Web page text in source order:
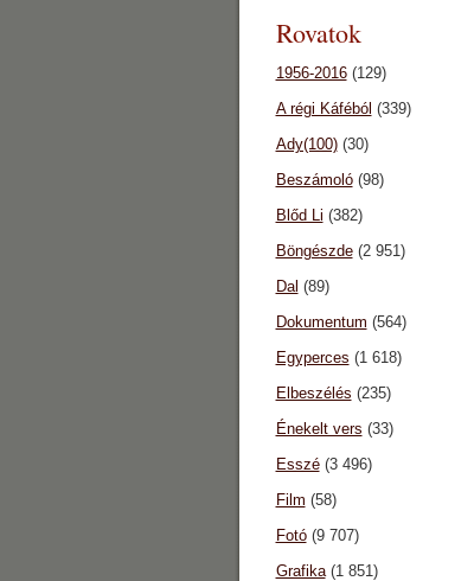
Rovatok
1956-2016(129)
A régi Káféból (339)
Ady(100)(30)
Beszámoló(98)
Blőd Li (382)
Böngészde(2 951)
Dal (89)
Dokumentum (564)
Egyperces (1 618)
Elbeszélés (235)
Énekelt vers (33)
Esszé(3 496)
Film (58)
Fotó(9 707)
Grafika(1 851)